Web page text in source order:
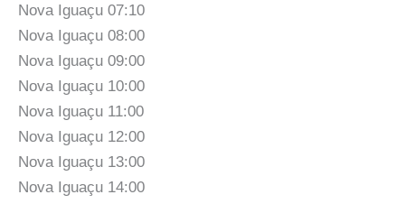
Nova Iguaçu 07:10
Nova Iguaçu 08:00
Nova Iguaçu 09:00
Nova Iguaçu 10:00
Nova Iguaçu 11:00
Nova Iguaçu 12:00
Nova Iguaçu 13:00
Nova Iguaçu 14:00